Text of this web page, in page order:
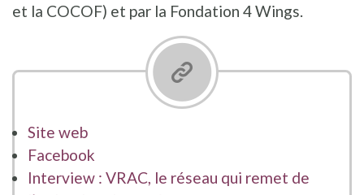
et la COCOF) et par la Fondation 4 Wings.
Site web
Facebook
Interview : VRAC, le réseau qui remet de